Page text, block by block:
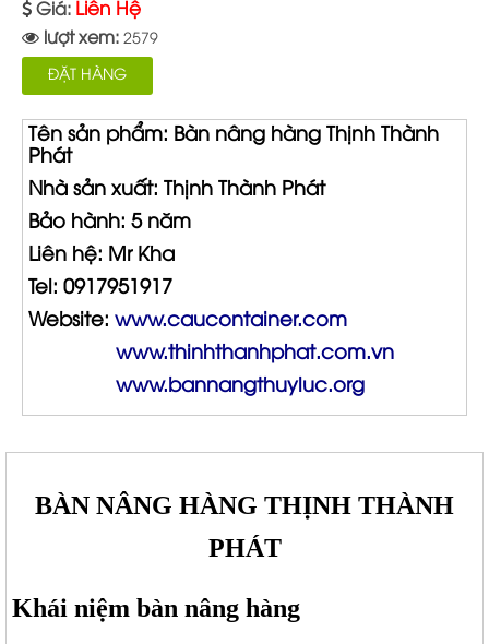
Giá: Liên Hệ
lượt xem: 2579
ĐẶT HÀNG
Tên sản phẩm: Bàn nâng hàng Thịnh Thành
Phát
Nhà sản xuất: Thịnh Thành Phát
Bảo hành: 5 năm
Liên hệ: Mr Kha
Tel: 0917951917
Website: www.caucontainer.com
www.thinhthanhphat.com.vn
www.bannangthuyluc.org
BÀN NÂNG HÀNG THỊNH THÀNH
PHÁT
Khái niệm bàn nâng hàng